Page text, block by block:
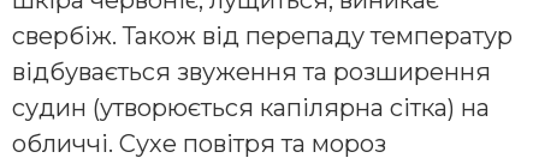
свербіж. Також від перепаду температур
відбувається звуження та розширення
судин (утворюється капілярна сітка) на
обличчі. Сухе повітря та мороз